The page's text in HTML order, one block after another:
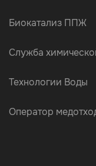
Биокатализ ППЖ
Служба
Технологии Воды
Оператор